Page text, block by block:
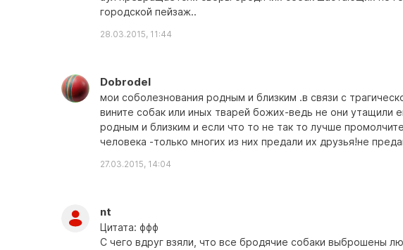
городской пейзаж..
28.03.2015, 11:44
Dobrodel
мои соболезнования родным и близким .в связи с
вините собак или иных тварей божих-ведь не они утащили
родным и близким и если что то не так то лучше
человека -только многих из них предали их друзья!не
27.03.2015, 14:04
nt
Цитата: ффф
С чего вдруг взяли, что все бродячие собаки выброшены